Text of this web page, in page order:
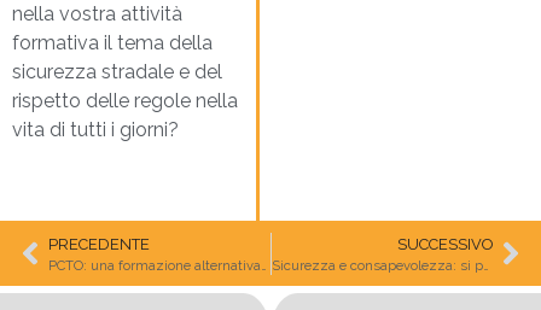
nella vostra attività
formativa il tema della
sicurezza stradale e del
rispetto delle regole nella
vita di tutti i giorni?
PRECEDENTE SUCCESSIVO
Sicurezza e consapevolezza: si parte da piccoli